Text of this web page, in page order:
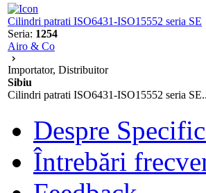
Cilindri patrati ISO6431-ISO15552 seria SE
Seria: 1254
Airo & Co
Importator, Distribuitor
Sibiu
Cilindri patrati ISO6431-ISO15552 seria
Despre
Întrebări